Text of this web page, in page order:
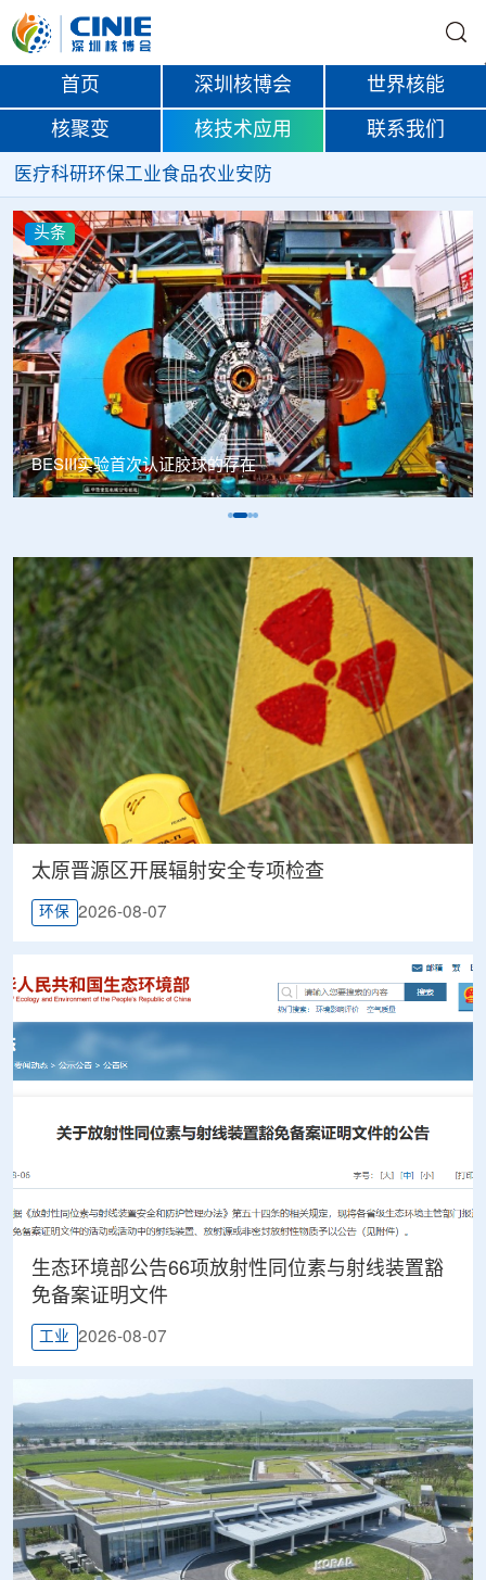
首页 深圳核博会 世界核能
核聚变 核技术应用 联系我们
医疗科研环保工业食品农业安防
头条
BESIII实验首次认证胶球的存在
太原晋源区开展辐射安全专项检查
环保 2026-08-07
生态环境部公告66项放射性同位素与射线装置豁
免备案证明文件
工业 2026-08-07